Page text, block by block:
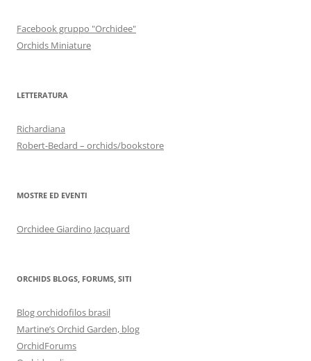
Facebook gruppo "Orchidee"
Orchids Miniature
LETTERATURA
Richardiana
Robert-Bedard – orchids/bookstore
MOSTRE ED EVENTI
Orchidee Giardino Jacquard
ORCHIDS BLOGS, FORUMS, SITI
Blog orchidofilos brasil
Martine’s Orchid Garden, blog
OrchidForums